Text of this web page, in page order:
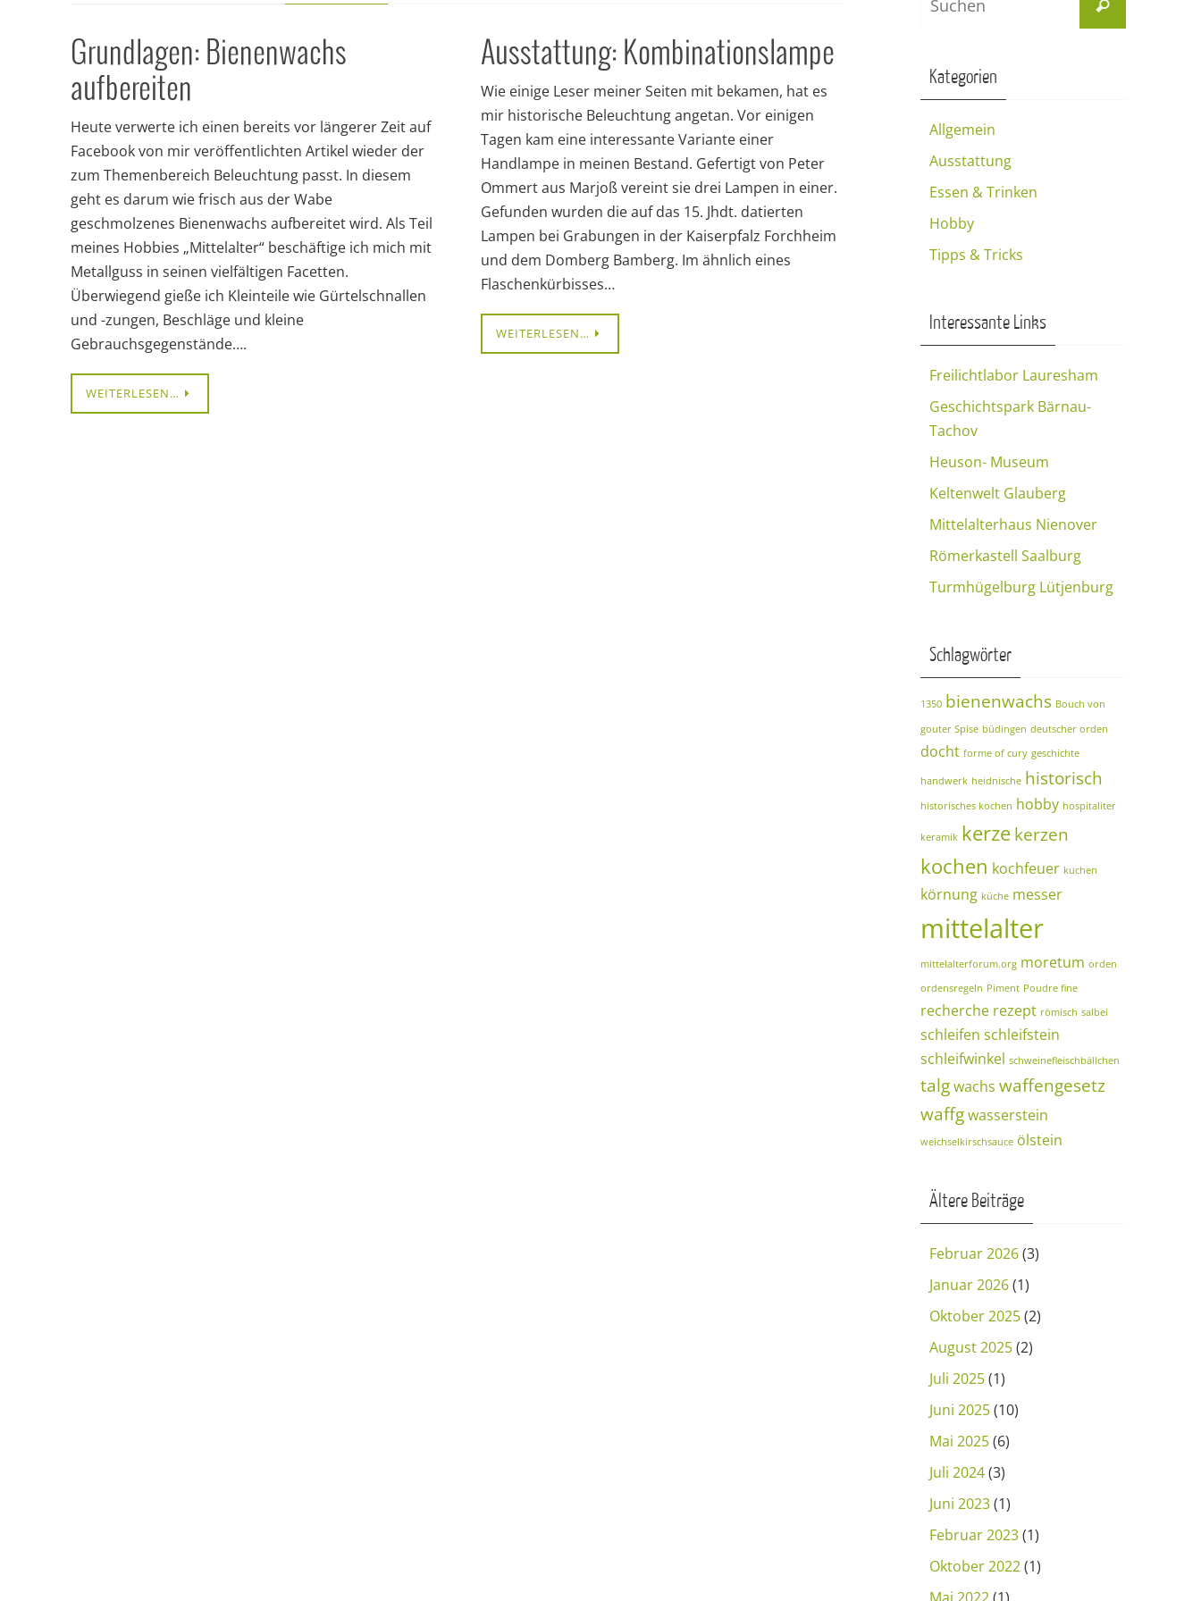
Grundlagen: Bienenwachs
aufbereiten
Heute verwerte ich einen bereits vor längerer Zeit auf
Facebook von mir veröffentlichten Artikel wieder der
zum Themenbereich Beleuchtung passt. In diesem
geht es darum wie frisch aus der Wabe
geschmolzenes Bienenwachs aufbereitet wird. Als Teil
meines Hobbies „Mittelalter“ beschäftige ich mich mit
Metallguss in seinen vielfältigen Facetten.
Überwiegend gieße ich Kleinteile wie Gürtelschnallen
und -zungen, Beschläge und kleine
Gebrauchsgegenstände….
WEITERLESEN…
Ausstattung: Kombinationslampe
Wie einige Leser meiner Seiten mit bekamen, hat es
mir historische Beleuchtung angetan. Vor einigen
Tagen kam eine interessante Variante einer
Handlampe in meinen Bestand. Gefertigt von Peter
Ommert aus Marjoß vereint sie drei Lampen in einer.
Gefunden wurden die auf das 15. Jhdt. datierten
Lampen bei Grabungen in der Kaiserpfalz Forchheim
und dem Domberg Bamberg. Im ähnlich eines
Flaschenkürbisses…
WEITERLESEN…
Suchen
Kategorien
Allgemein
Ausstattung
Essen & Trinken
Hobby
Tipps & Tricks
Interessante Links
Freilichtlabor Lauresham
Geschichtspark Bärnau-
Tachov
Heuson- Museum
Keltenwelt Glauberg
Mittelalterhaus Nienover
Römerkastell Saalburg
Turmhügelburg Lütjenburg
Schlagwörter
1350 bienenwachs Bouch von
gouter Spise büdingen deutscher orden
docht forme of cury geschichte
handwerk heidnische historisch
historisches kochen hobby hospitaliter
keramik kerzekerzen
kochen kochfeuer kuchen
körnung küche messer
mittelalter
mittelalterforum.org moretum orden
ordensregeln Piment Poudre fine
recherche rezept römisch salbei
schleifen schleifstein
schleifwinkel schweinefleischbällchen
talgwachs waffengesetz
waffgwasserstein
weichselkirschsauce ölstein
Ältere Beiträge
Februar 2026(3)
Januar 2026(1)
Oktober 2025(2)
August 2025(2)
Juli 2025(1)
Juni 2025(10)
Mai 2025(6)
Juli 2024(3)
Juni 2023(1)
Februar 2023(1)
Oktober 2022(1)